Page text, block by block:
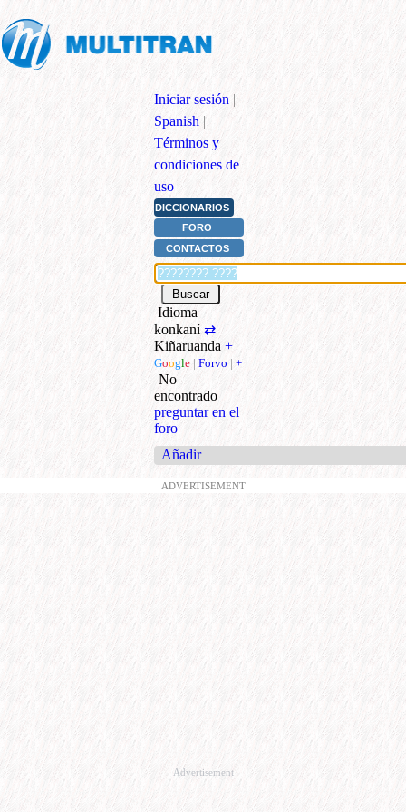
Iniciar sesión |
Spanish |
Términos y
condiciones de
uso
DICCIONARIOS
FORO
CONTACTOS
Idioma
konkaní⇄
Kiñaruanda +
Google | Forvo | +
No
encontrado
preguntar en el
foro
Añadir
ADVERTISEMENT
Advertisement